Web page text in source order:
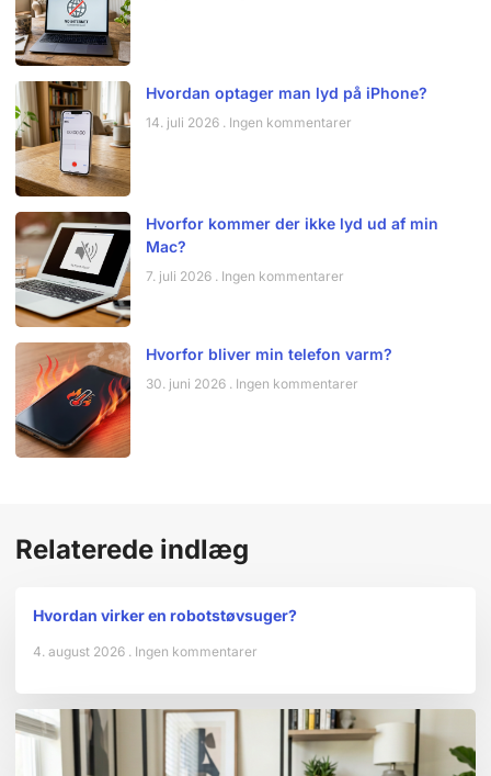
Hvordan optager man lyd på iPhone?
14. juli 2026 Ingen kommentarer
Hvorfor kommer der ikke lyd ud af min
Mac?
7. juli 2026 Ingen kommentarer
Hvorfor bliver min telefon varm?
30. juni 2026 Ingen kommentarer
Relaterede indlæg
Hvordan virker en robotstøvsuger?
4. august 2026 Ingen kommentarer